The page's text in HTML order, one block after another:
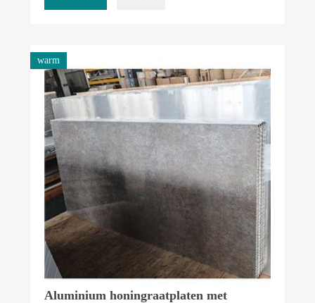
warm
Aluminium honingraatplaten met